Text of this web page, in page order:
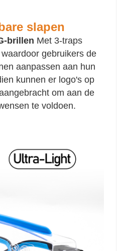
slapen
brillen Met 3-traps
gebruikers de
aanpassen aan hun
kunnen er logo's op
om aan de
te voldoen.